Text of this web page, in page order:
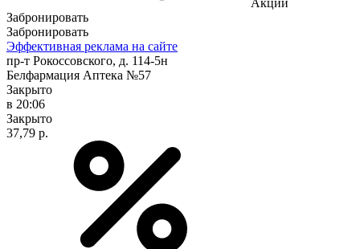
Забронировать
Забронировать
Эффективная реклама на сайте
пр-т Рокоссовского, д. 114-5н
Белфармация Аптека №57
Закрыто
в 20:06
Закрыто
37,79 р.